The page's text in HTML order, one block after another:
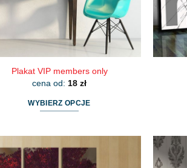
Plakat VIP members only
cena od: 18 zł
WYBIERZ OPCJE
ma
wiele